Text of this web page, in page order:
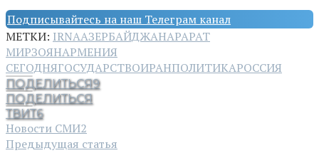
Подписывайтесь на наш Телеграм канал
МЕТКИ: IRNAАЗЕРБАЙДЖАНАРАРАТ
МИРЗОЯНАРМЕНИЯ
СЕГОДНЯГОСУДАРСТВОИРАНПОЛИТИКАРОССИЯ
ПОДЕЛИТЬСЯ9
ПОДЕЛИТЬСЯ
ТВИТ6
Новости СМИ2
Предыдущая статья